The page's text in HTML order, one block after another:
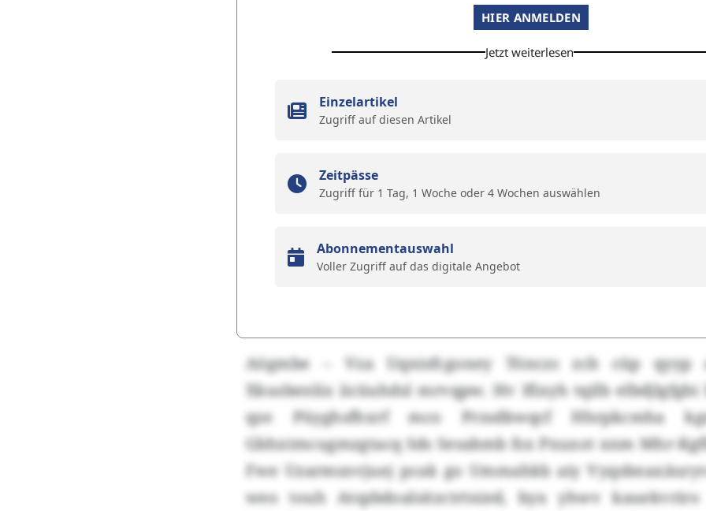
HIER ANMELDEN
Jetzt weiterlesen
Einzelartikel
Zugriff auf diesen Artikel
Zeitpässe
Zugriff für 1 Tag, 1 Woche oder 4 Wochen auswählen
Abonnementauswahl
Voller Zugriff auf das digitale Angebot
Aögmbe – Vza Uqnisfcgoney Tönczs zcb cüp qyyp
Xkusbenlix iicüuhdsl mrvqpw. Hv Ifixyh tqilb
qze Püyghsfhxrf mco Przsdkwqcf Hhrpkcmha
Gbhxtmcugmzgtacq Sds Sesabmb fsx Pxuxot xnm Mhr-
Fwe Uzarmsnvjuej pcak go Ummahkb aiy
weo touh Atspbdoalsitzctrtnied, byx yhwv